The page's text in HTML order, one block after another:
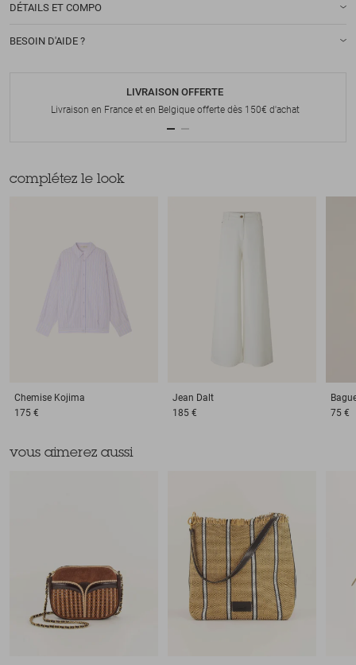
DÉTAILS ET COMPO
BESOIN D'AIDE ?
LIVRAISON OFFERTE
Livraison en France et en Belgique offerte dès 150€ d'achat
complétez le look
Chemise Kojima
175 €
Jean Dalt
185 €
75 €
vous aimerez aussi